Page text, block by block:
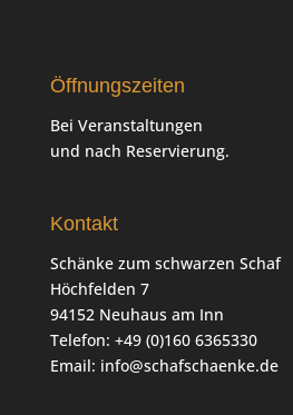
Öffnungszeiten
Bei Veranstaltungen
und nach Reservierung.
Kontakt
Schänke zum schwarzen Schaf
Höchfelden 7
94152 Neuhaus am Inn
Telefon: +49 (0)160 6365330
Email: info@schafschaenke.de